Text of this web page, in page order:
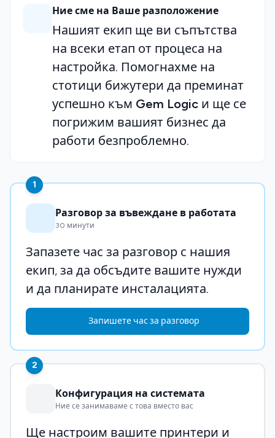
Ние сме на Ваше разположение
Нашият екип ще ви съпътства
на всеки етап от процеса на
настройка. Помогнахме на
стотици бижутери да преминат
успешно към Gem Logic и ще се
погрижим вашият бизнес да
работи безпроблемно.
1
Разговор за въвеждане в работата
30 минути
Запазете час за разговор с нашия
екип, за да обсъдите вашите нужди
и да планирате инсталацията.
Запишете час за разговор
2
Конфигурация на системата
Ние се занимаваме с това вместо вас
Ще настроим вашите принтери и